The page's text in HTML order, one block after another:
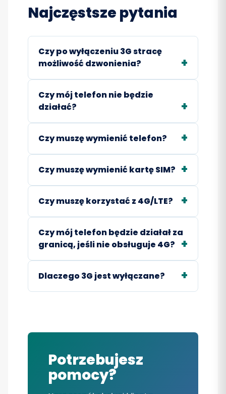
Najczęstsze pytania
Czy po wyłączeniu 3G stracę
możliwość dzwonienia?
Czy mój telefon nie będzie
działać?
Czy muszę wymienić telefon?
Czy muszę wymienić kartę SIM?
Czy muszę korzystać z 4G/LTE?
Czy mój telefon będzie działał za
granicą, jeśli nie obsługuje 4G?
Dlaczego 3G jest wyłączane?
Potrzebujesz
pomocy?